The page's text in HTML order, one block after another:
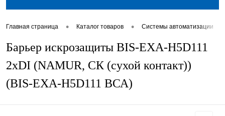
Главная страница • Каталог товаров • Системы автоматизации
Барьер искрозащиты BIS-EXA-H5D111
2хDI (NAMUR, СК (сухой контакт))
(BIS-EXA-H5D111 ВСА)